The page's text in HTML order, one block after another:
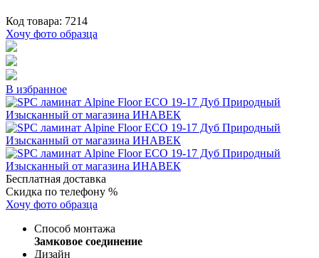
Код товара: 7214
Хочу фото образца
В избранное
Бесплатная доставка
Скидка по телефону %
Хочу фото образца
Способ монтажа
Замковое соединение
Дизайн